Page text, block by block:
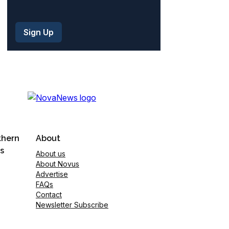
About
About us
About Novus
Advertise
FAQs
Contact
Newsletter Subscribe